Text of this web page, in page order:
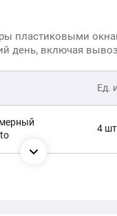
пластиковыми
день, включая
Ед.
4